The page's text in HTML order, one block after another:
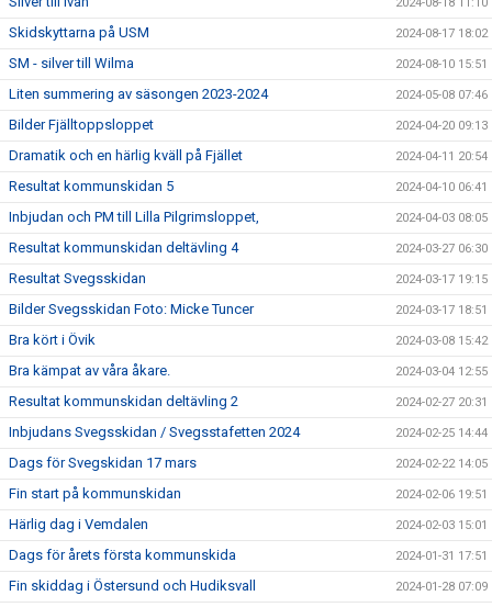
Skidskyttarna på USM 2024-08-17 18:02
SM - silver till Wilma 2024-08-10 15:51
Liten summering av säsongen 2023-2024 2024-05-08 07:46
Bilder Fjälltoppsloppet 2024-04-20 09:13
Dramatik och en härlig kväll på Fjället 2024-04-11 20:54
Resultat kommunskidan 5 2024-04-10 06:41
Inbjudan och PM till Lilla Pilgrimsloppet, 2024-04-03 08:05
Resultat kommunskidan deltävling 4 2024-03-27 06:30
Resultat Svegsskidan 2024-03-17 19:15
Bilder Svegsskidan Foto: Micke Tuncer 2024-03-17 18:51
Bra kört i Övik 2024-03-08 15:42
Bra kämpat av våra åkare. 2024-03-04 12:55
Resultat kommunskidan deltävling 2 2024-02-27 20:31
Inbjudans Svegsskidan / Svegsstafetten 2024 2024-02-25 14:44
Dags för Svegskidan 17 mars 2024-02-22 14:05
Fin start på kommunskidan 2024-02-06 19:51
Härlig dag i Vemdalen 2024-02-03 15:01
Dags för årets första kommunskida 2024-01-31 17:51
Fin skiddag i Östersund och Hudiksvall 2024-01-28 07:09